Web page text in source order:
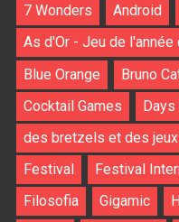
7 Wonders Android
As d'Or - Jeu de l'année
Blue Orange
Bruno
Cocktail Games
des bretzels et des jeux
Festival
Festival
Filosofia
Gigamic